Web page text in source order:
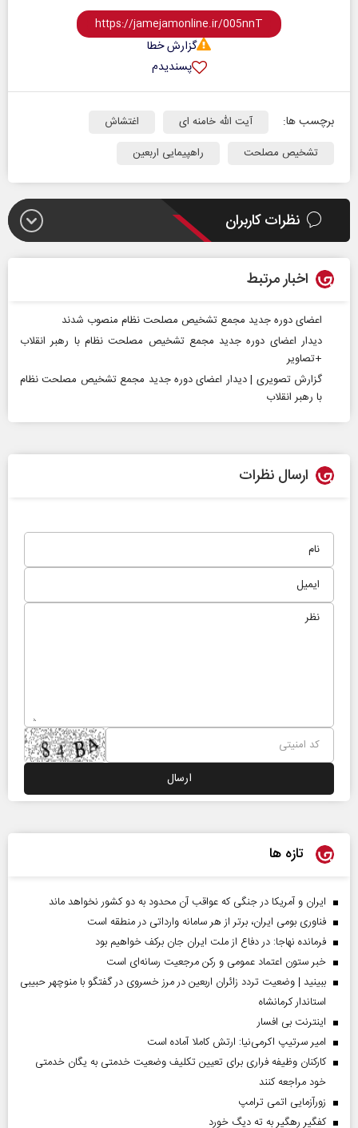
گزارش خطا
پسندیدم
برچسب ها: آیت الله خامنه ای
اغتشاش
تشخیص مصلحت
راهپیمایی اربعین
نظرات کاربران
اخبار مرتبط
اعضای دوره جدید مجمع تشخیص مصلحت نظام منصوب شدند
دیدار اعضای دوره جدید مجمع تشخیص مصلحت نظام با رهبر انقلاب
+تصاویر
گزارش تصویری | دیدار اعضای دوره جدید مجمع تشخیص مصلحت نظام
با رهبر انقلاب
ارسال نظرات
تازه ها
ایران و آمریکا در جنگی که عواقب آن محدود به دو کشور نخواهد ماند
فناوری بومی ایران، برتر از هر سامانه وارداتی در منطقه است
فرمانده نهاجا: در دفاع از ملت ایران جان برکف خواهیم بود
خبر ستون اعتماد عمومی و رکن مرجعیت رسانه‌ای است
ببینید | وضعیت تردد زائران اربعین در مرز خسروی در گفتگو با منوچهر حبیبی
استاندار کرمانشاه
اینترنت بی افسار
امیر سرتیپ اکرمی‌نیا: ارتش کاملا آماده است
کارکنان وظیفه فراری برای تعیین تکلیف وضعیت خدمتی به یگان خدمتی
خود مراجعه کنند
زورآزمایی اتمی ترامپ
کفگیر رهگیر به ته دیگ خورد